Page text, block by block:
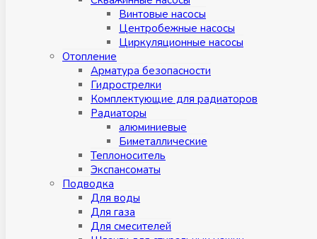
Винтовые насосы
Центробежные насосы
Циркуляционные насосы
Отопление
Арматура безопасности
Гидрострелки
Комплектующие для радиаторов
Радиаторы
алюминиевые
Биметаллические
Теплоноситель
Экспансоматы
Подводка
Для воды
Для газа
Для смесителей